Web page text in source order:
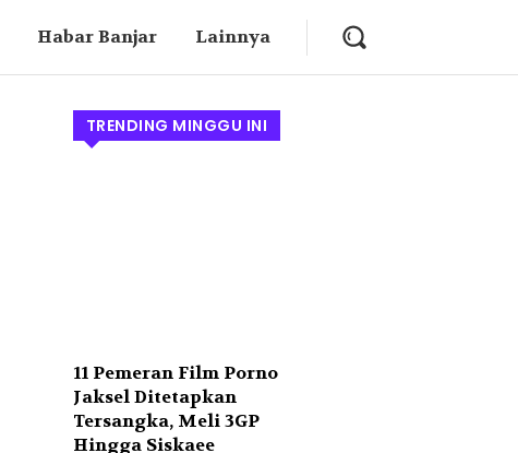
Habar Banjar Lainnya
TRENDING MINGGU INI
11 Pemeran Film Porno
Jaksel Ditetapkan
Tersangka, Meli 3GP
Hingga Siskaee